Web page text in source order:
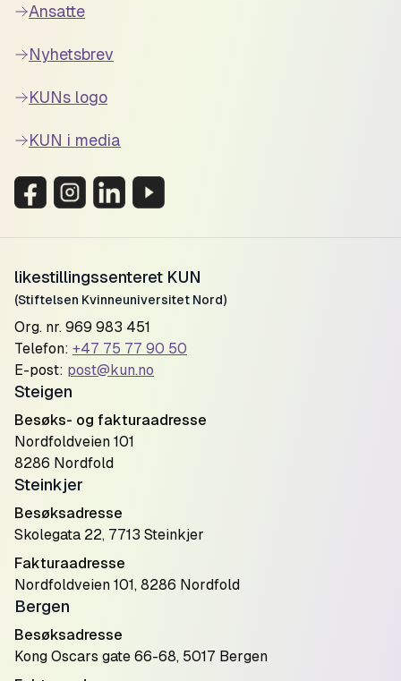
Ansatte
Nyhetsbrev
KUNs logo
KUN i media
likestillingssenteret KUN
(Stiftelsen Kvinneuniversitet Nord)
Org. nr. 969 983 451
Telefon: +47 75 77 90 50
E-post: post@kun.no
Steigen
Besøks- og fakturaadresse
Nordfoldveien 101
8286 Nordfold
Steinkjer
Besøksadresse
Skolegata 22, 7713 Steinkjer
Fakturaadresse
Nordfoldveien 101, 8286 Nordfold
Bergen
Besøksadresse
Kong Oscars gate 66-68, 5017 Bergen